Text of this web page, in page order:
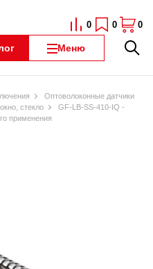
Меню
0 0 0
Оптоволоконные датчики
стекло
GF-LB-SS-410-IQ -
применения